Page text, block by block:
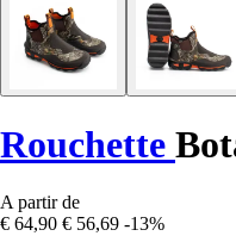
Rouchette
A partir de
€ 64,90 € 56,69 -13%